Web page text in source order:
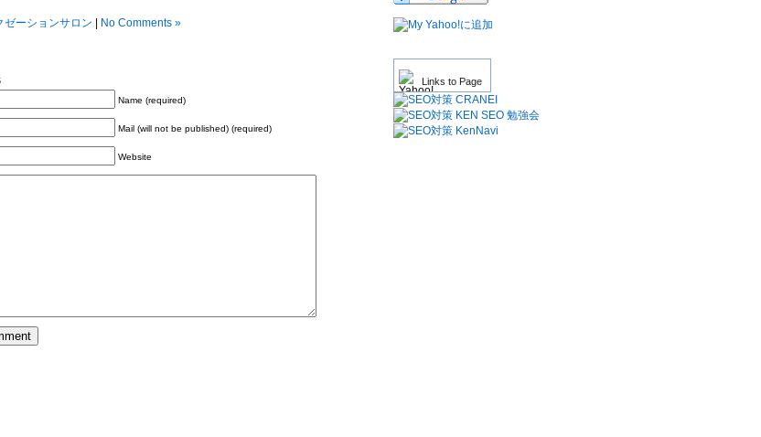
Links to Page
ゼーションサロン No Comments »
Name (required)
Mail (will not be published) (required)
Website